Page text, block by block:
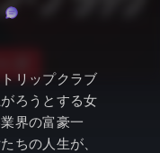
ジア映画
アニメ
メンタリー
リジナル作品
News
リップクラブ
ろうとする女
界の富豪一
ちの人生が、